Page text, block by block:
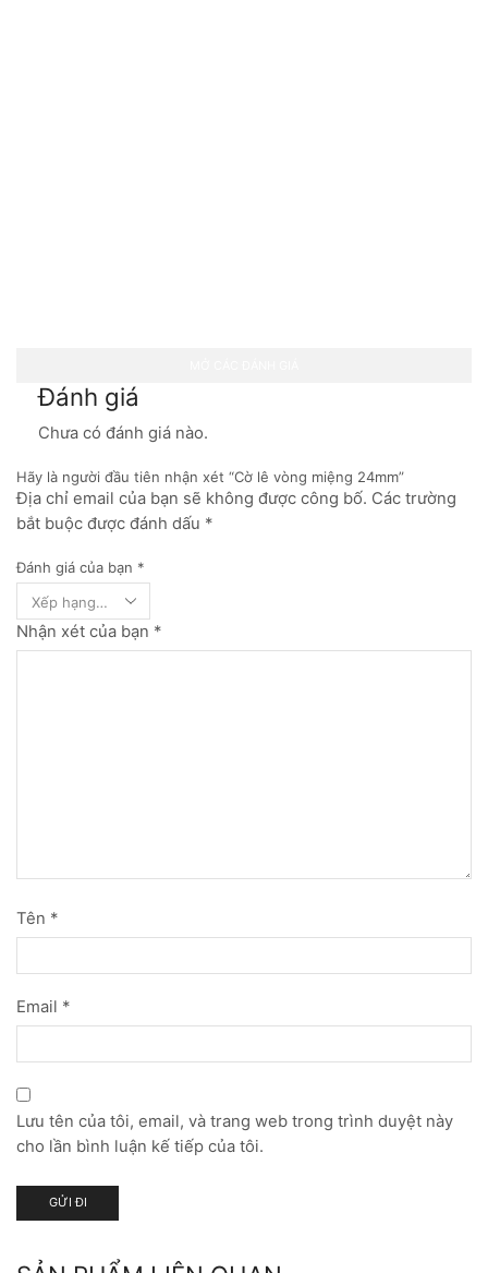
Đánh giá
Chưa có đánh giá nào.
Hãy là người đầu tiên nhận xét “Cờ lê vòng miệng 24mm”
Địa chỉ email của bạn sẽ không được công bố. Các trường
bắt buộc được đánh dấu *
Đánh giá của bạn *
Nhận xét của bạn *
Tên *
Email *
Lưu tên của tôi, email, và trang web trong trình duyệt này
cho lần bình luận kế tiếp của tôi.